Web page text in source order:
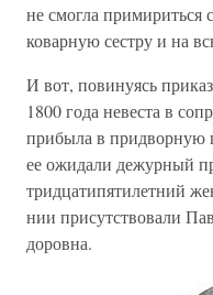
не смогла примирить­ся
коварную сестру и на
И вот, повинуясь
1800 года невеста в
прибыла в придворную
ее ожидали дежурный
тридцатипятилетний
нии присутствовали
доровна.